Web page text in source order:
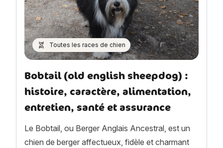
Toutes les races de chien
Bobtail (old english sheepdog) :
histoire, caractère, alimentation,
entretien, santé et assurance
Le Bobtail, ou Berger Anglais Ancestral, est un
chien de berger affectueux, fidèle et charmant